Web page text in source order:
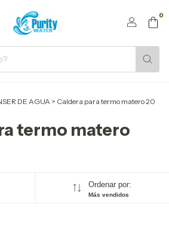
0
DE AGUA > Caldera para termo matero 20
termo matero
Ordenar por:
Más vendidos